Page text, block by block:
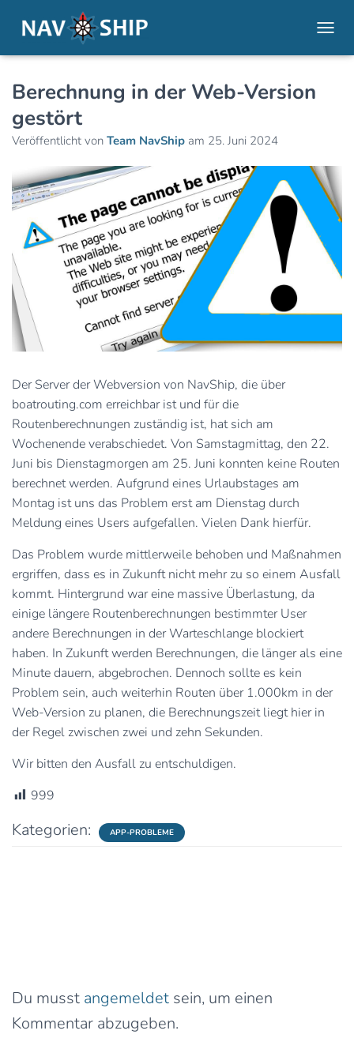
Berechnung in der Web-Version
gestört
Veröffentlicht von Team NavShip am 25. Juni 2024
Der Server der Webversion von NavShip, die über
boatrouting.com erreichbar ist und für die
Routenberechnungen zuständig ist, hat sich am
Wochenende verabschiedet. Von Samstagmittag, den 22.
Juni bis Dienstagmorgen am 25. Juni konnten keine Routen
berechnet werden. Aufgrund eines Urlaubstages am
Montag ist uns das Problem erst am Dienstag durch
Meldung eines Users aufgefallen. Vielen Dank hierfür.
Das Problem wurde mittlerweile behoben und Maßnahmen
ergriffen, dass es in Zukunft nicht mehr zu so einem Ausfall
kommt. Hintergrund war eine massive Überlastung, da
einige längere Routenberechnungen bestimmter User
andere Berechnungen in der Warteschlange blockiert
haben. In Zukunft werden Berechnungen, die länger als eine
Minute dauern, abgebrochen. Dennoch sollte es kein
Problem sein, auch weiterhin Routen über 1.000km in der
Web-Version zu planen, die Berechnungszeit liegt hier in
der Regel zwischen zwei und zehn Sekunden.
Wir bitten den Ausfall zu entschuldigen.
999
Kategorien: APP-PROBLEME
Du musst angemeldet sein, um einen
Kommentar abzugeben.